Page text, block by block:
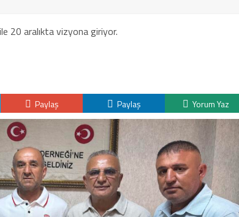
20 aralıkta vizyona giriyor.
Paylaş Paylaş Yorum Yaz